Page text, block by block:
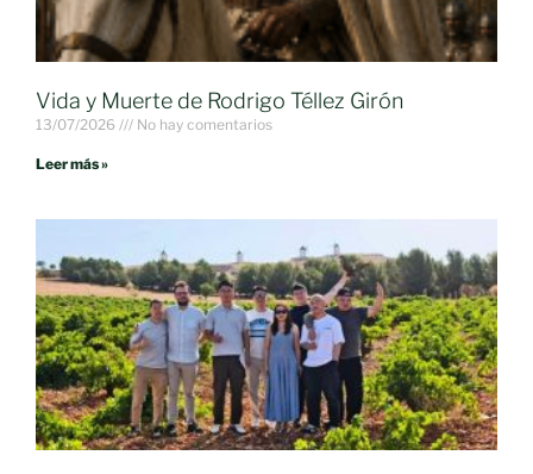
Vida y Muerte de Rodrigo Téllez Girón
13/07/2026 No hay comentarios
Leer más »